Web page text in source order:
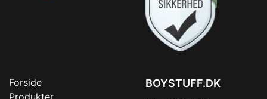
Forside
BOYSTUFF.DK